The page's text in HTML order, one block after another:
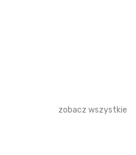
zobacz wszystkie